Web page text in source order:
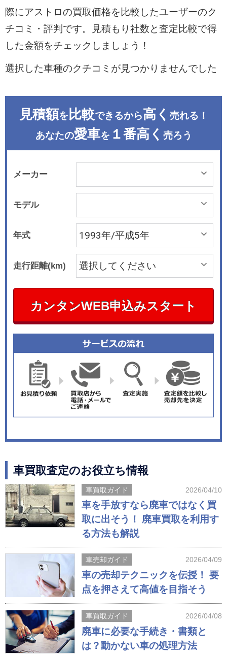
際にアストロの買取価格を比較したユーザーのク
チコミ・評判です。見積もり社数と査定比較で得
した金額をチェックしましょう！
選択した車種のクチコミが見つかりませんでした
見積額を 比較できるから高く 売れる！
あなたの愛車を １番高く 売ろう
メーカー
モデル
年式
走行距離(km)
カンタンWEB申込みスタート
車買取査定のお役立ち情報
車買取ガイド 2026/04/10
車を手放すなら廃車ではなく買
取に出そう！ 廃車買取を利用す
る方法も解説
車売却ガイド 2026/04/09
車の売却テクニックを伝授！ 要
点を押さえて高値を目指そう
車買取ガイド 2026/04/08
廃車に必要な手続き・書類と
は？動かない車の処理方法